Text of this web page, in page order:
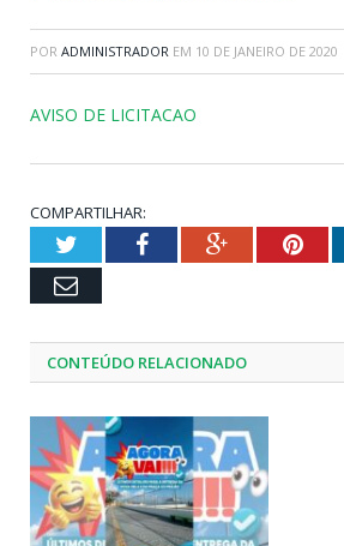
POR ADMINISTRADOR EM 10 DE JANEIRO DE 2020
AVISO DE LICITACAO
COMPARTILHAR:
TwitterFacebookGoogle+
Email
CONTEÚDO RELACIONADO